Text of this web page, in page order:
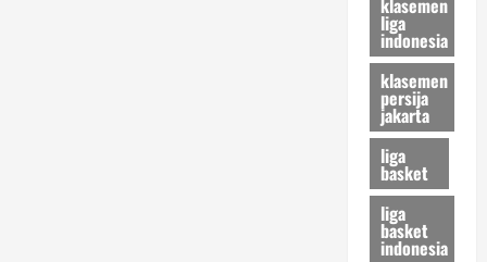
liga
indonesia
klasemen
persija
jakarta
liga
basket
liga
basket
indonesia